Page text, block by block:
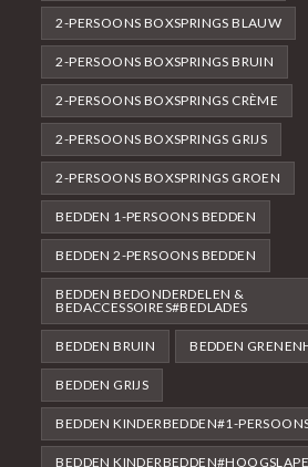
2-PERSOONS BOXSPRINGS BLAUW
2-PERSOONS BOXSPRINGS BRUIN
2-PERSOONS BOXSPRINGS CRÈME
2-PERSOONS BOXSPRINGS GRIJS
2-PERSOONS BOXSPRINGS GROEN
BEDDEN 1-PERSOONS BEDDEN
BEDDEN 2-PERSOONS BEDDEN
BEDDEN BEDONDERDELEN &
BEDACCESSOIRES#BEDLADES
BEDDEN BRUIN BEDDEN
BEDDEN GRIJS
BEDDEN KINDERBEDDEN#1-
BEDDEN